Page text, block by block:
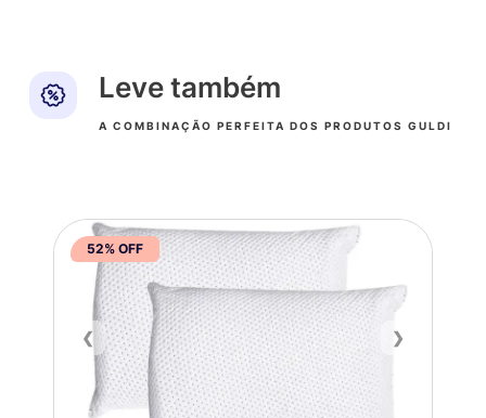
Leve também
A COMBINAÇÃO PERFEITA DOS PRODUTOS GULDI
52% OFF
❮ ❯